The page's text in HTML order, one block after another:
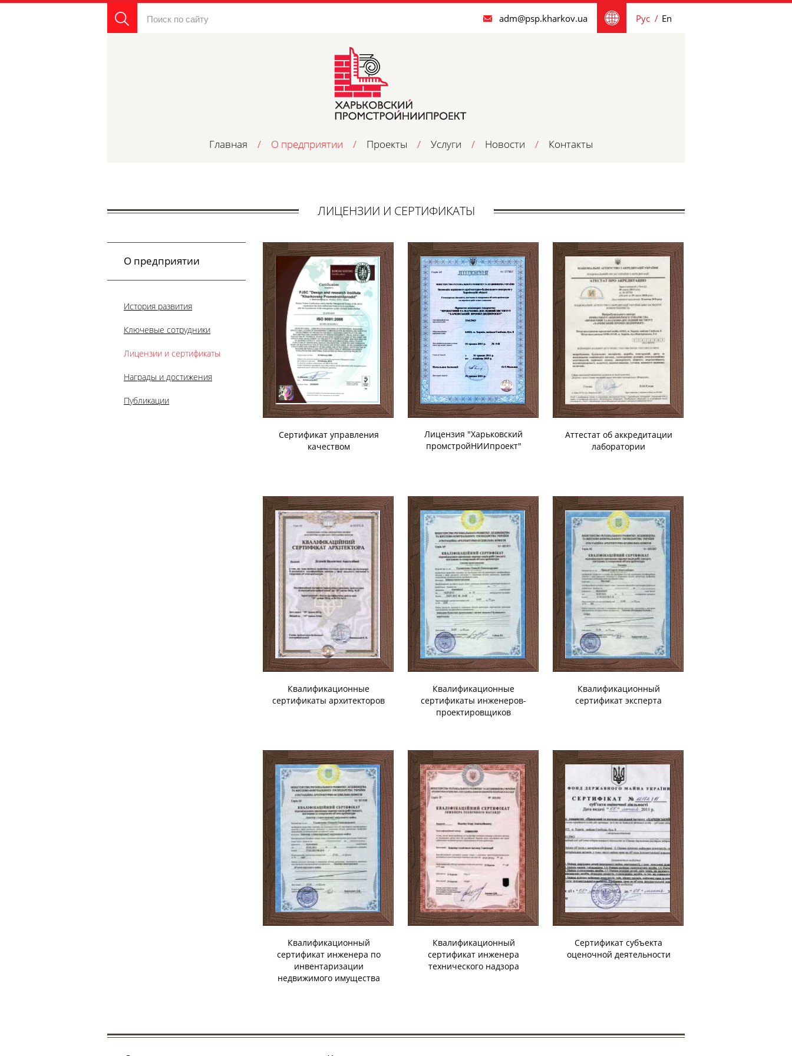
adm@psp.kharkov.ua Рус En
Главная / О предприятии / Проекты / Услуги / Новости / Контакты
ЛИЦЕНЗИИ И СЕРТИФИКАТЫ
О предприятии
История развития
Ключевые сотрудники
Лицензии и сертификаты
Награды и достижения
Публикации
Сертификат управления
качеством
Лицензия "Харьковский
промстройНИИпроект"
Аттестат об аккредитации
лаборатории
Квалификационные
сертификаты архитекторов
Квалификационные
сертификаты инженеров-
проектировщиков
Квалификационный
сертификат эксперта
Квалификационный
сертификат инженера по
инвентаризации
недвижимого имущества
Квалификационный
сертификат инженера
технического надзора
Сертификат субъекта
оценочной деятельности